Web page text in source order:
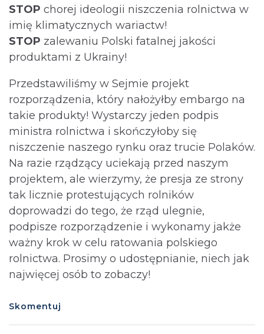
STOP chorej ideologii niszczenia rolnictwa w
imię klimatycznych wariactw!
STOP zalewaniu Polski fatalnej jakości
produktami z Ukrainy!
Przedstawiliśmy w Sejmie projekt
rozporządzenia, który nałożyłby embargo na
takie produkty! Wystarczy jeden podpis
ministra rolnictwa i skończyłoby się
niszczenie naszego rynku oraz trucie Polaków.
Na razie rządzący uciekają przed naszym
projektem, ale wierzymy, że presja ze strony
tak licznie protestujących rolników
doprowadzi do tego, że rząd ulegnie,
podpisze rozporządzenie i wykonamy jakże
ważny krok w celu ratowania polskiego
rolnictwa. Prosimy o udostępnianie, niech jak
najwięcej osób to zobaczy!
Skomentuj